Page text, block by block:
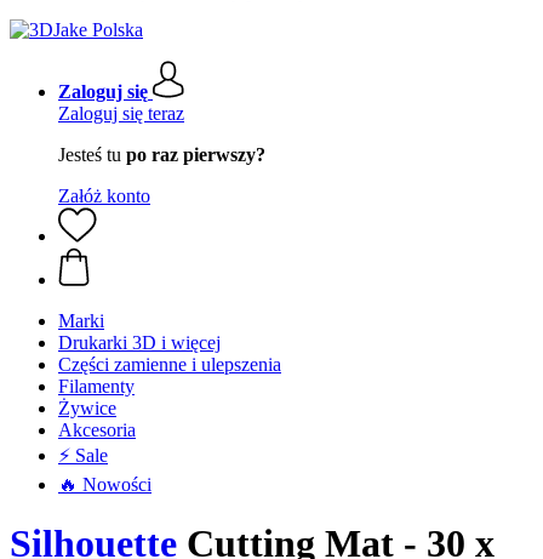
Zaloguj się
Zaloguj się teraz
Jesteś tu po raz pierwszy?
Załóż konto
Marki
Drukarki 3D i więcej
Części zamienne i ulepszenia
Filamenty
Żywice
Akcesoria
⚡ Sale
🔥 Nowości
Silhouette Cutting Mat - 30 x